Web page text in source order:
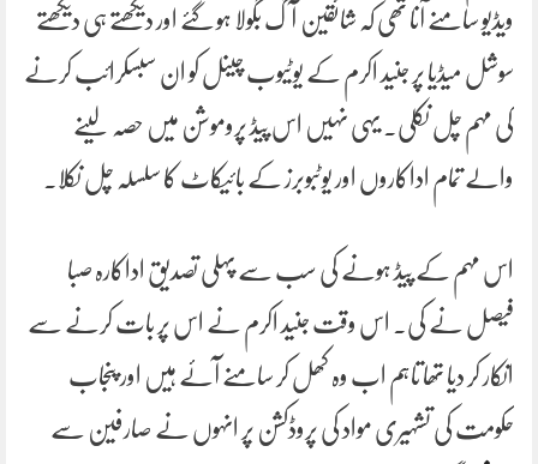
ویڈیو سامنے آنا تھی کہ شائقین آگ بگولا ہو گئے اور دیکھتے ہی دیکھتے
سوشل میڈیا پر جنید اکرم کے یوٹیوب چینل کو ان سبسکرائب کرنے
کی مہم چل نکلی۔ یہی نہیں اس پیڈ پروموشن میں حصہ لینے
والے تمام اداکاروں اور یوٹبوبرز کے بائیکاٹ کا سلسلہ چل نکلا۔
اس مہم کے پیڈ ہونے کی سب سے پہلی تصدیق اداکارہ صبا
فیصل نے کی۔ اس وقت جنید اکرم نے اس پر بات کرنے سے
انکار کر دیا تھا تاہم اب وہ کھل کر سامنے آئے ہیں اور پنجاب
حکومت کی تشہیری مواد کی پروڈکشن پر انہوں نے صارفین سے